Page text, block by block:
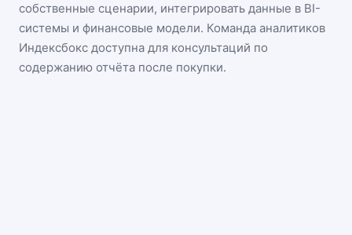
собственные сценарии, интегрировать данные в BI-
системы и финансовые модели. Команда аналитиков
Индексбокс доступна для консультаций по
содержанию отчёта после покупки.